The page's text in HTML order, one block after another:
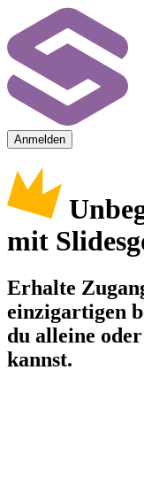
Anmelden
mit
Erhalte
einzigartigen
du alleine
kannst.